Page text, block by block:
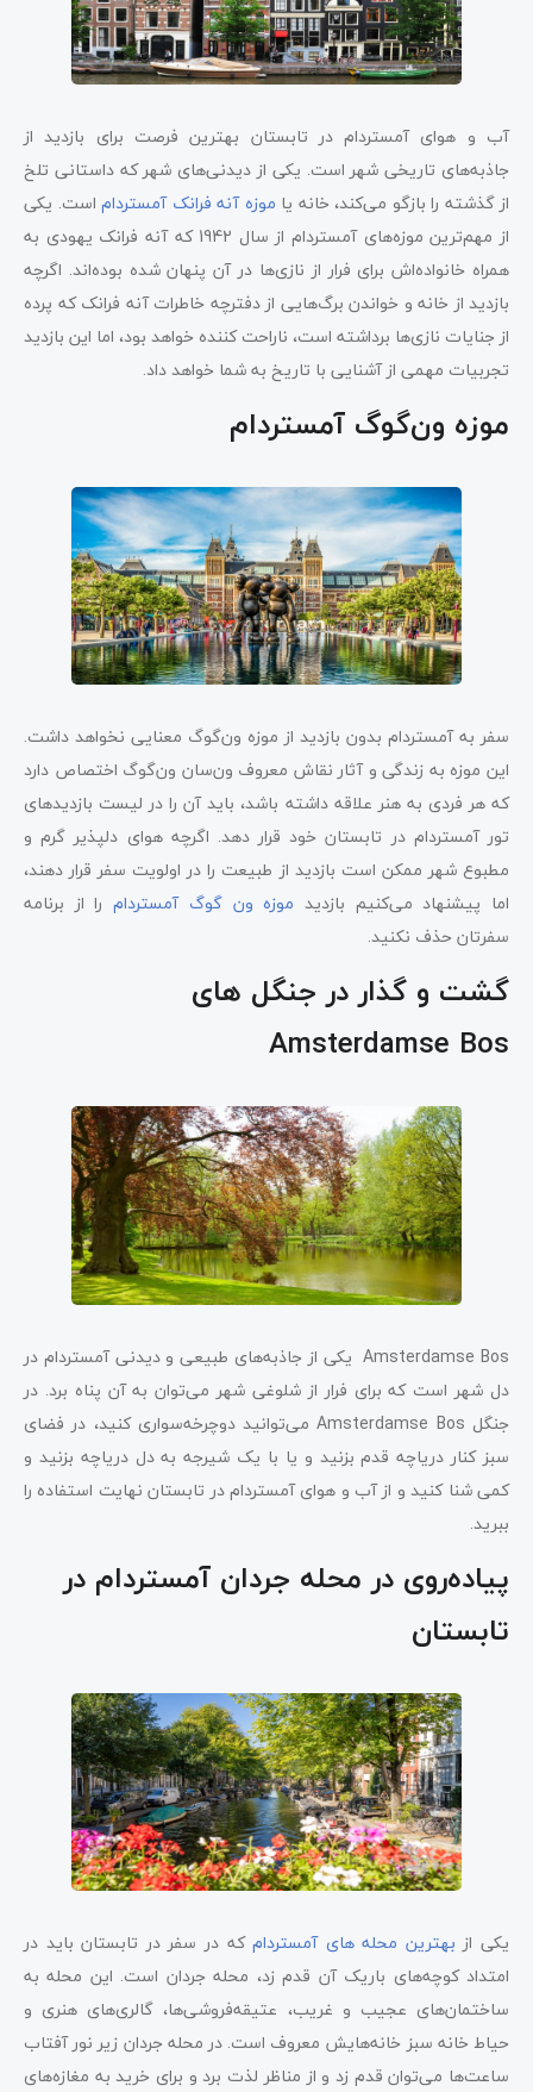
آب و هوای آمستردام در تابستان بهترین فرصت برای بازدید از
جاذبه‌های تاریخی شهر است. یکی از دیدنی‌های شهر که داستانی تلخ
از گذشته را بازگو می‌کند، خانه یا موزه آنه فرانک آمستردام است. یکی
از مهم‌ترین موزه‌های آمستردام از سال 1942 که آنه فرانک یهودی به
همراه خانواده‌اش برای فرار از نازی‌ها در آن پنهان شده بوده‌اند. اگرچه
بازدید از خانه و خواندن برگ‌هایی از دفترچه خاطرات آنه فرانک که پرده
از جنایات نازی‌ها برداشته است، ناراحت کننده خواهد بود، اما این بازدید
تجربیات مهمی از آشنایی با تاریخ به شما خواهد داد.
موزه ون‌گوگ آمستردام
سفر به آمستردام بدون بازدید از موزه ون‌گوگ معنایی نخواهد داشت.
این موزه به زندگی و آثار نقاش معروف ون‌سان ون‌گوگ اختصاص دارد
که هر فردی به هنر علاقه داشته باشد، باید آن را در لیست بازدیدهای
تور آمستردام در تابستان خود قرار دهد. اگرچه هوای دلپذیر گرم و
مطبوع شهر ممکن است بازدید از طبیعت را در اولویت سفر قرار دهند،
اما پیشنهاد می‌کنیم بازدید موزه ون گوگ آمستردامرا از برنامه
سفرتان حذف نکنید.
گشت و گذار در جنگل های
Amsterdamse Bos
Amsterdamse Bos یکی از جاذبه‌های طبیعی و دیدنی آمستردام در
دل شهر است که برای فرار از شلوغی شهر می‌توان به آن پناه برد. در
جنگل Amsterdamse Bos می‌توانید دوچرخه‌سواری کنید، در فضای
سبز کنار دریاچه قدم بزنید و یا با یک شیرجه به دل دریاچه بزنید و
کمی شنا کنید و از آب و هوای آمستردام در تابستان نهایت استفاده را
ببرید.
پیاده‌روی در محله جردان آمستردام در
تابستان
یکی از بهترین محله‌ های آمستردامکه در سفر در تابستان باید در
امتداد کوچه‌های باریک آن قدم زد، محله جردان است. این محله به
ساختمان‌های عجیب و غریب، عتیقه‌فروشی‌ها، گالری‌های هنری و
حیاط خانه سبز خانه‌هایش معروف است. در محله جردان زیر نور آفتاب
ساعت‌ها می‌توان قدم زد و از مناظر لذت برد و برای خرید به مغازه‌های